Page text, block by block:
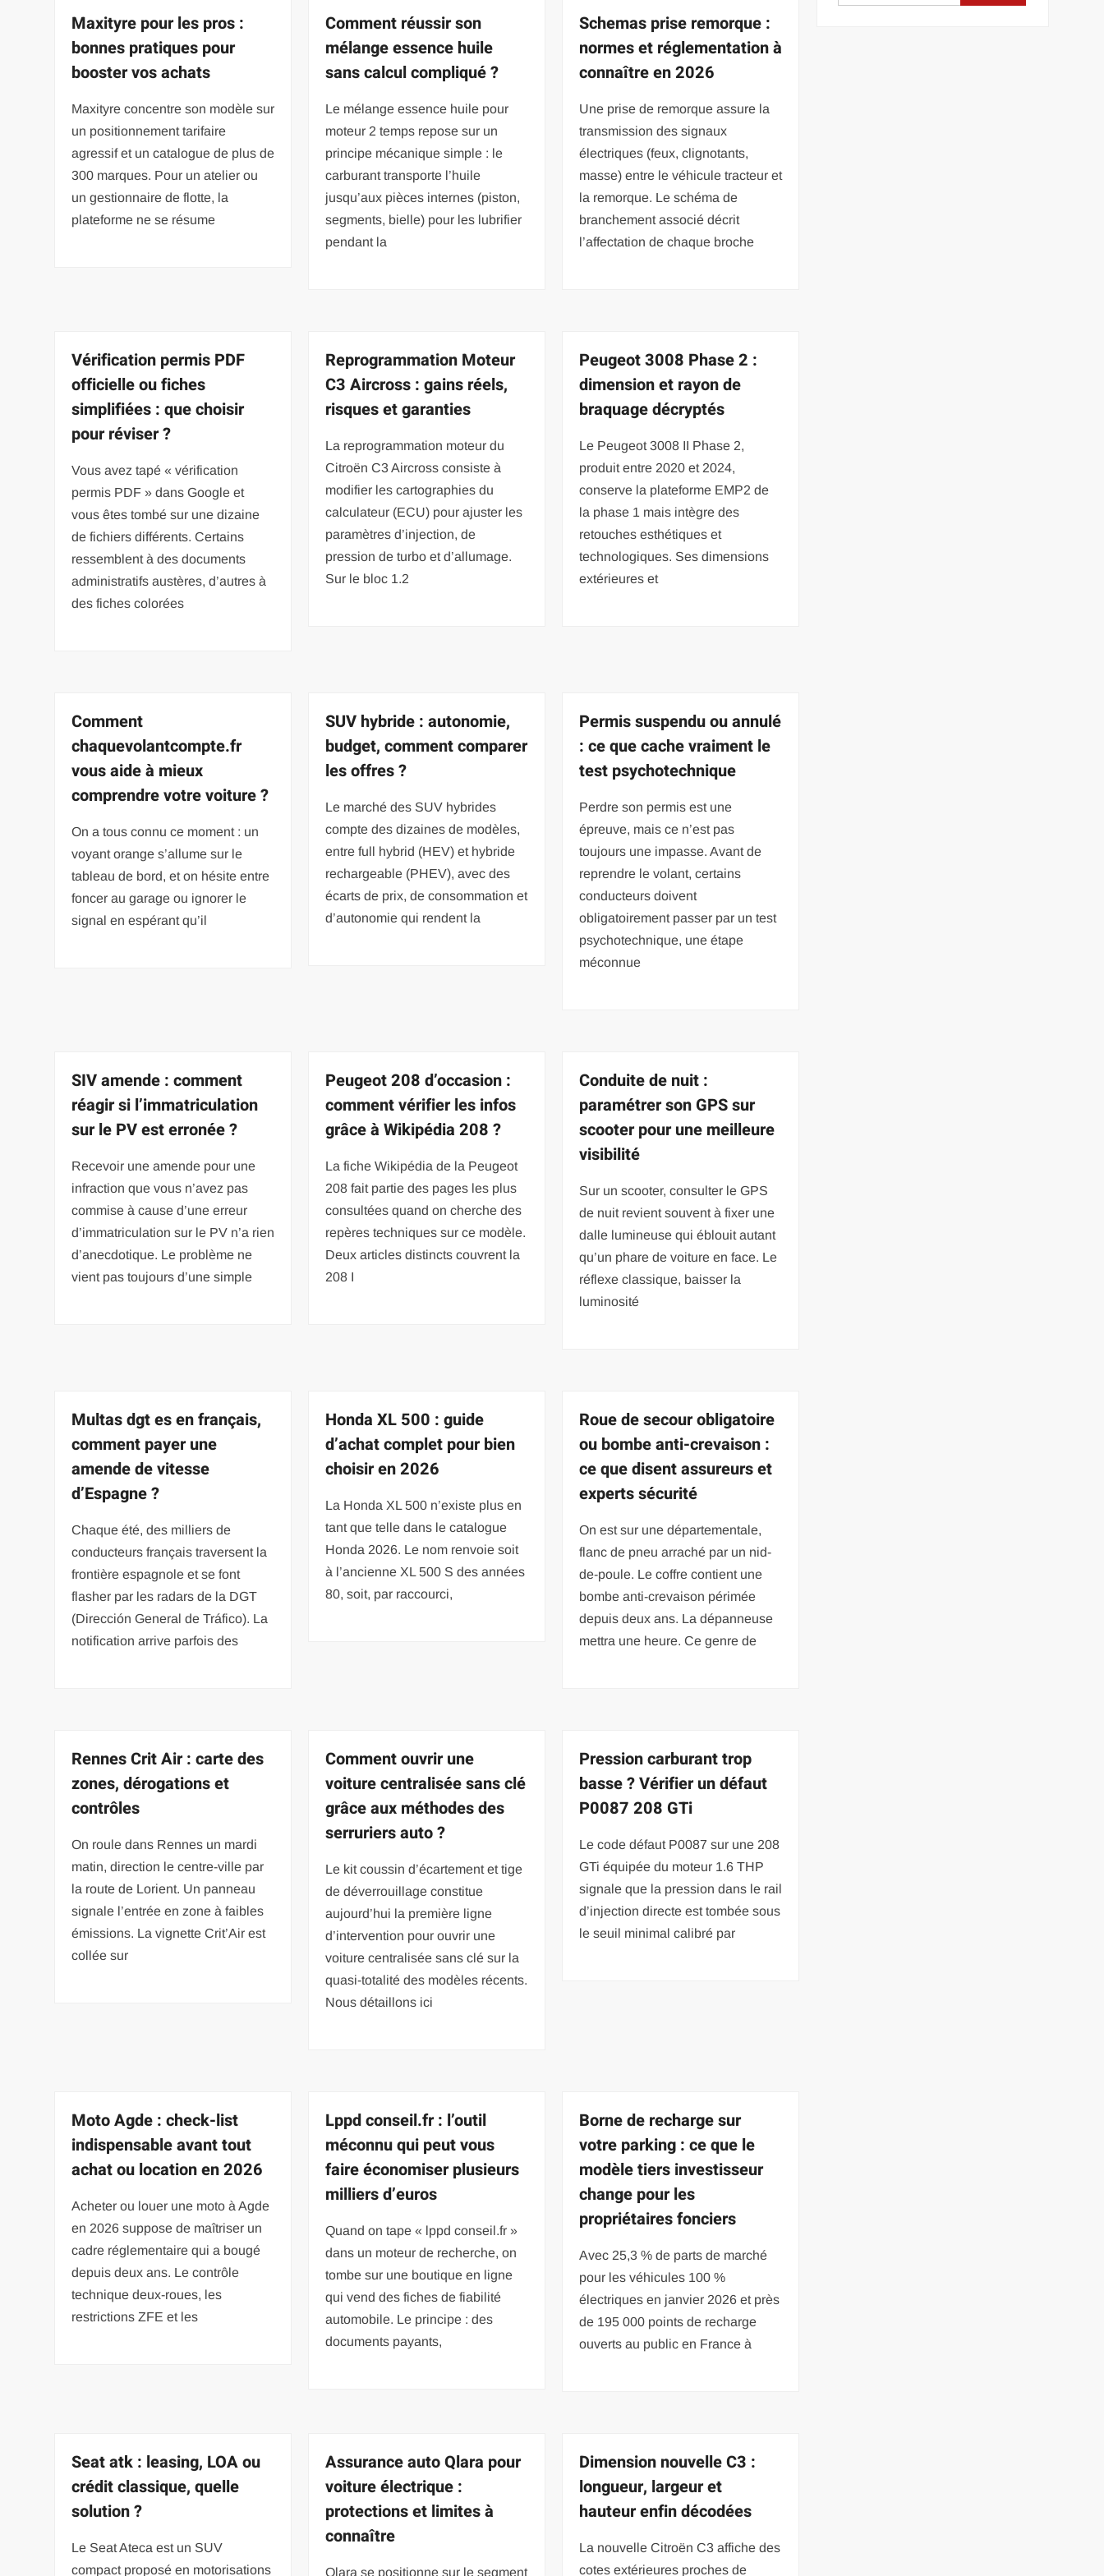
Maxityre pour les pros :
bonnes pratiques pour
booster vos achats
Maxityre concentre son modèle sur
un positionnement tarifaire
agressif et un catalogue de plus de
300 marques. Pour un atelier ou
un gestionnaire de flotte, la
plateforme ne se résume
Comment réussir son
mélange essence huile
sans calcul compliqué ?
Le mélange essence huile pour
moteur 2 temps repose sur un
principe mécanique simple : le
carburant transporte l’huile
jusqu’aux pièces internes (piston,
segments, bielle) pour les lubrifier
pendant la
Schemas prise remorque :
normes et réglementation à
connaître en 2026
Une prise de remorque assure la
transmission des signaux
électriques (feux, clignotants,
masse) entre le véhicule tracteur et
la remorque. Le schéma de
branchement associé décrit
l’affectation de chaque broche
Vérification permis PDF
officielle ou fiches
simplifiées : que choisir
pour réviser ?
Vous avez tapé « vérification
permis PDF » dans Google et
vous êtes tombé sur une dizaine
de fichiers différents. Certains
ressemblent à des documents
administratifs austères, d’autres à
des fiches colorées
Reprogrammation Moteur
C3 Aircross : gains réels,
risques et garanties
La reprogrammation moteur du
Citroën C3 Aircross consiste à
modifier les cartographies du
calculateur (ECU) pour ajuster les
paramètres d’injection, de
pression de turbo et d’allumage.
Sur le bloc 1.2
Peugeot 3008 Phase 2 :
dimension et rayon de
braquage décryptés
Le Peugeot 3008 II Phase 2,
produit entre 2020 et 2024,
conserve la plateforme EMP2 de
la phase 1 mais intègre des
retouches esthétiques et
technologiques. Ses dimensions
extérieures et
Comment
chaquevolantcompte.fr
vous aide à mieux
comprendre votre voiture ?
On a tous connu ce moment : un
voyant orange s’allume sur le
tableau de bord, et on hésite entre
foncer au garage ou ignorer le
signal en espérant qu’il
SUV hybride : autonomie,
budget, comment comparer
les offres ?
Le marché des SUV hybrides
compte des dizaines de modèles,
entre full hybrid (HEV) et hybride
rechargeable (PHEV), avec des
écarts de prix, de consommation et
d’autonomie qui rendent la
Permis suspendu ou annulé
: ce que cache vraiment le
test psychotechnique
Perdre son permis est une
épreuve, mais ce n’est pas
toujours une impasse. Avant de
reprendre le volant, certains
conducteurs doivent
obligatoirement passer par un test
psychotechnique, une étape
méconnue
SIV amende : comment
réagir si l’immatriculation
sur le PV est erronée ?
Recevoir une amende pour une
infraction que vous n’avez pas
commise à cause d’une erreur
d’immatriculation sur le PV n’a rien
d’anecdotique. Le problème ne
vient pas toujours d’une simple
Peugeot 208 d’occasion :
comment vérifier les infos
grâce à Wikipédia 208 ?
La fiche Wikipédia de la Peugeot
208 fait partie des pages les plus
consultées quand on cherche des
repères techniques sur ce modèle.
Deux articles distincts couvrent la
208 I
Conduite de nuit :
paramétrer son GPS sur
scooter pour une meilleure
visibilité
Sur un scooter, consulter le GPS
de nuit revient souvent à fixer une
dalle lumineuse qui éblouit autant
qu’un phare de voiture en face. Le
réflexe classique, baisser la
luminosité
Multas dgt es en français,
comment payer une
amende de vitesse
d’Espagne ?
Chaque été, des milliers de
conducteurs français traversent la
frontière espagnole et se font
flasher par les radars de la DGT
(Dirección General de Tráfico). La
notification arrive parfois des
Honda XL 500 : guide
d’achat complet pour bien
choisir en 2026
La Honda XL 500 n’existe plus en
tant que telle dans le catalogue
Honda 2026. Le nom renvoie soit
à l’ancienne XL 500 S des années
80, soit, par raccourci,
Roue de secour obligatoire
ou bombe anti-crevaison :
ce que disent assureurs et
experts sécurité
On est sur une départementale,
flanc de pneu arraché par un nid-
de-poule. Le coffre contient une
bombe anti-crevaison périmée
depuis deux ans. La dépanneuse
mettra une heure. Ce genre de
Rennes Crit Air : carte des
zones, dérogations et
contrôles
On roule dans Rennes un mardi
matin, direction le centre-ville par
la route de Lorient. Un panneau
signale l’entrée en zone à faibles
émissions. La vignette Crit’Air est
collée sur
Comment ouvrir une
voiture centralisée sans clé
grâce aux méthodes des
serruriers auto ?
Le kit coussin d’écartement et tige
de déverrouillage constitue
aujourd’hui la première ligne
d’intervention pour ouvrir une
voiture centralisée sans clé sur la
quasi-totalité des modèles récents.
Nous détaillons ici
Pression carburant trop
basse ? Vérifier un défaut
P0087 208 GTi
Le code défaut P0087 sur une 208
GTi équipée du moteur 1.6 THP
signale que la pression dans le rail
d’injection directe est tombée sous
le seuil minimal calibré par
Moto Agde : check-list
indispensable avant tout
achat ou location en 2026
Acheter ou louer une moto à Agde
en 2026 suppose de maîtriser un
cadre réglementaire qui a bougé
depuis deux ans. Le contrôle
technique deux-roues, les
restrictions ZFE et les
Lppd conseil.fr : l’outil
méconnu qui peut vous
faire économiser plusieurs
milliers d’euros
Quand on tape « lppd conseil.fr »
dans un moteur de recherche, on
tombe sur une boutique en ligne
qui vend des fiches de fiabilité
automobile. Le principe : des
documents payants,
Borne de recharge sur
votre parking : ce que le
modèle tiers investisseur
change pour les
propriétaires fonciers
Avec 25,3 % de parts de marché
pour les véhicules 100 %
électriques en janvier 2026 et près
de 195 000 points de recharge
ouverts au public en France à
Seat atk : leasing, LOA ou
crédit classique, quelle
solution ?
Le Seat Ateca est un SUV
compact proposé en motorisations
Assurance auto Qlara pour
voiture électrique :
protections et limites à
connaître
Qlara se positionne sur le segment
Dimension nouvelle C3 :
longueur, largeur et
hauteur enfin décodées
La nouvelle Citroën C3 affiche des
cotes extérieures proches de